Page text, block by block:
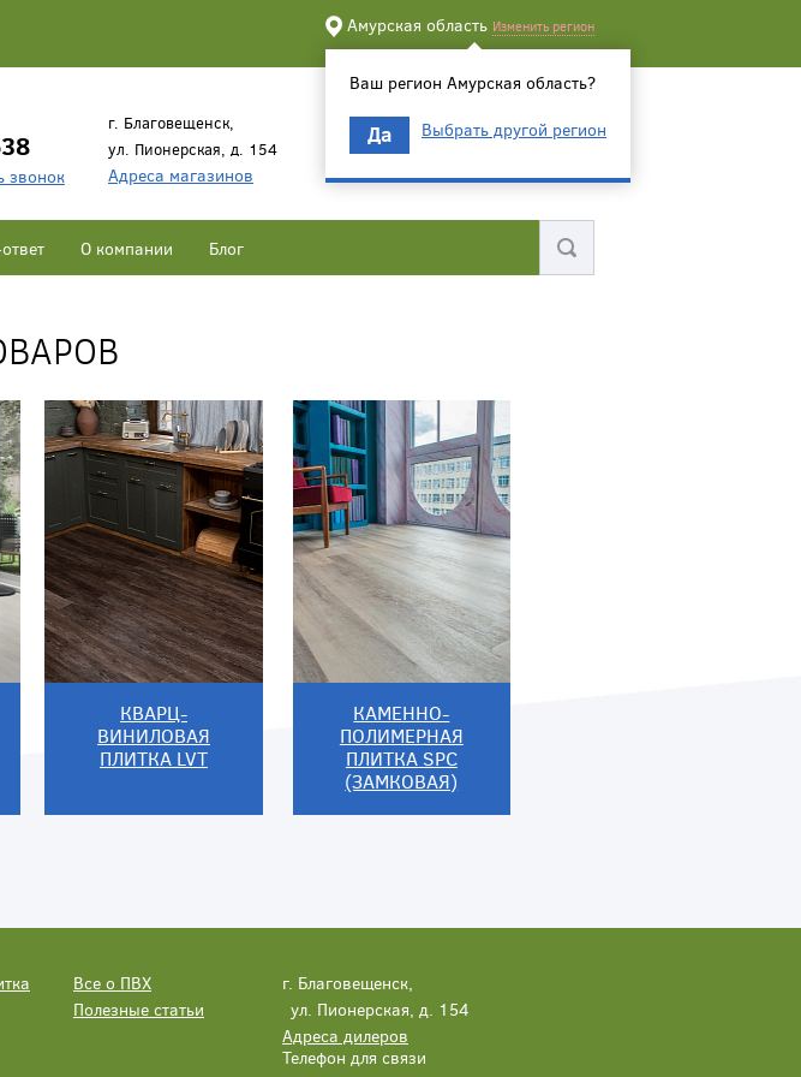
Амурская область Изменить регион
Ваш регион Амурская область?
Да Выбрать другой регион
звонок
г. Благовещенск,
ул. Пионерская, д. 154
Адреса магазинов
О компании Блог
КВАРЦ-
ВИНИЛОВАЯ
ПЛИТКА LVT
КАМЕННО-
ПОЛИМЕРНАЯ
ПЛИТКА SPC
(ЗАМКОВАЯ)
Все о ПВХ
Полезные статьи
г. Благовещенск,
ул. Пионерская, д. 154
Адреса дилеров
Телефон для связи